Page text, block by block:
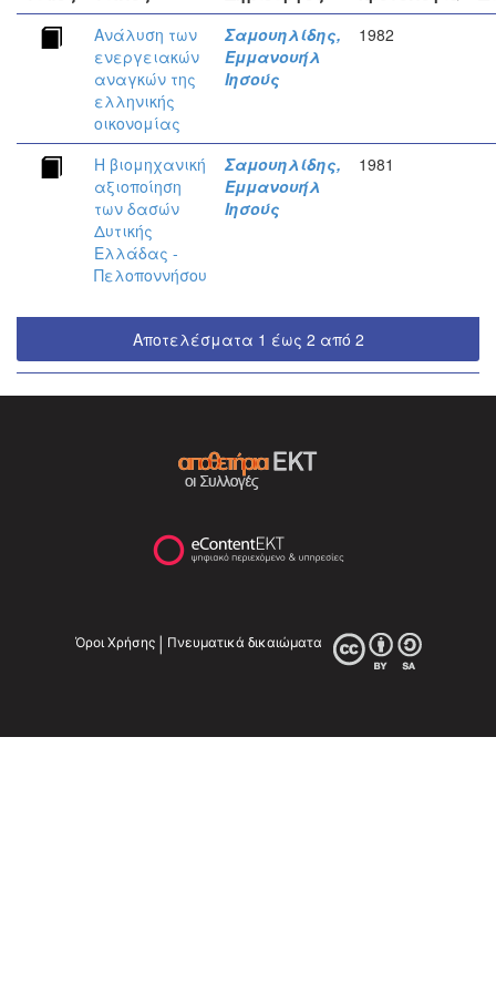
Ανάλυση των
ενεργειακών
αναγκών της
ελληνικής
οικονομίας
Σαμουηλίδης,
Εμμανουήλ
Ιησούς
1982
Η βιομηχανική
αξιοποίηση
των δασών
Δυτικής
Ελλάδας -
Πελοποννήσου
Σαμουηλίδης,
Εμμανουήλ
Ιησούς
1981
Αποτελέσματα 1 έως 2 από 2